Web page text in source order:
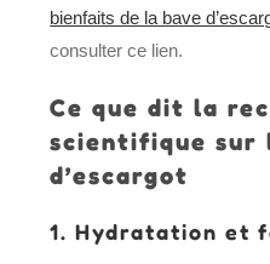
bienfaits de la bave
consulter ce lien.
Ce que dit la
scientifique sur
d’escargot
1. Hydratation et